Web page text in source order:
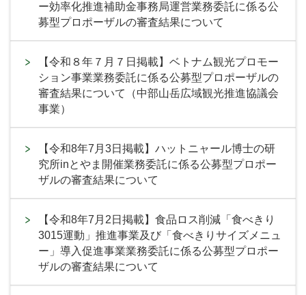
ー効率化推進補助金事務局運営業務委託に係る公
募型プロポーザルの審査結果について
【令和８年７月７日掲載】ベトナム観光プロモー
ション事業業務委託に係る公募型プロポーザルの
審査結果について（中部山岳広域観光推進協議会
事業）
【令和8年7月3日掲載】ハットニャール博士の研
究所inとやま開催業務委託に係る公募型プロポー
ザルの審査結果について
【令和8年7月2日掲載】食品ロス削減「食べきり
3015運動」推進事業及び「食べきりサイズメニュ
ー」導入促進事業業務委託に係る公募型プロポー
ザルの審査結果について